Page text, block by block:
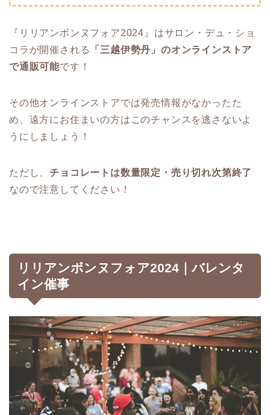
『リリアンボンヌフォア2024』はサロン・デュ・ショ
コラが開催される
「三越伊勢丹」のオンラインストア
で通販可能です！
その他オンラインストアでは発売情報がなかったた
め、遠方にお住まいの方はこのチャンスを逃さないよ
うにしましょう！
ただし、チョコレートは数量限定・売り切れ次第終了
なので注意してください！
リリアンボンヌフォア2024｜バレンタ
イン催事